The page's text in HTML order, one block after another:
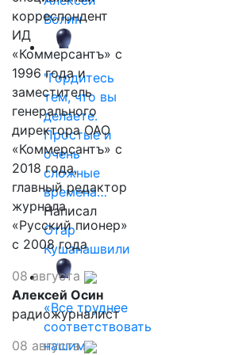
Волин
"Гордитесь
тем, что вы
делаете.
Простые и
очень
сложные
времена…
Написал
Отар
Кушанашвили
«Все труднее
соответствовать
нашим
корреспондент
ИД
«Коммерсантъ» с
1996 года и
заместитель
генерального
директора ОАО
«Коммерсантъ» с
2018 года,
главный редактор
журнала
«Русский пионер»
с 2008 года
08 августа
Алексей Осин
радиожурналист
08 августа